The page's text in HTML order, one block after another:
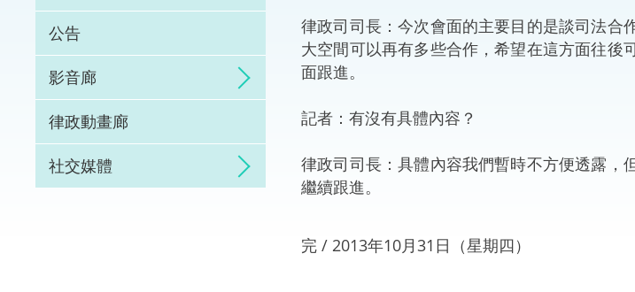
法律樞紐
促成交易和爭議解決服務中心
公告
影音廊
律政動畫廊
社交媒體
律政司司長：今次會面的主要目的是談司法合
大空間可以再有多些合作，希望在這方面往
面跟進。
記者：有沒有具體內容？
律政司司長：具體內容我們暫時不方便透露，
繼續跟進。
完 / 2013年10月31日（星期四）